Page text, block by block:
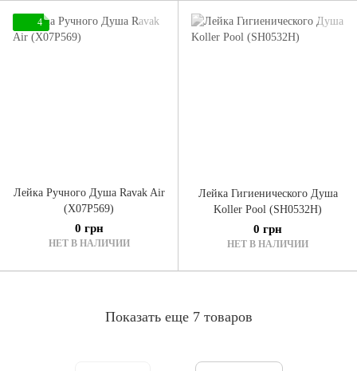
4
Лейка Ручного Душа Ravak Air
(X07P569)
0 грн
НЕТ В НАЛИЧИИ
Лейка Гигиенического Душа
Koller Pool (SH0532H)
0 грн
НЕТ В НАЛИЧИИ
Показать еще 7 товаров